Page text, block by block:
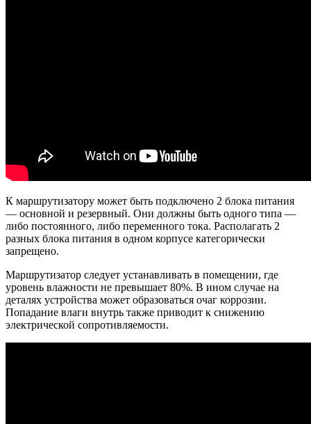
К маршрутизатору может быть подключено 2 блока питания
— основной и резервный. Они должны быть одного типа —
либо постоянного, либо переменного тока. Располагать 2
разных блока питания в одном корпусе категорически
запрещено.
Маршрутизатор следует устанавливать в помещении, где
уровень влажности не превышает 80%. В ином случае на
деталях устройства может образоваться очаг коррозии.
Попадание влаги внутрь также приводит к снижению
электрической сопротивляемости.